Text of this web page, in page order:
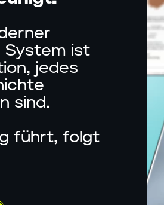
System ist
jedes
sind.
führt, folgt